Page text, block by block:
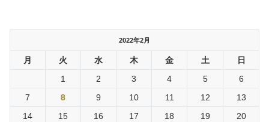
2022年2月
月 火 水 木 金 土 日
1 2 3 4 5
6
7
8 9 10 11 12
13
14
15 16 17 18 19
20